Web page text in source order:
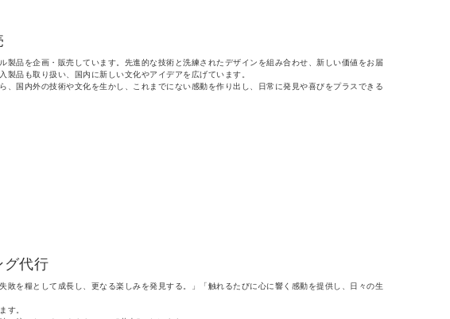
製品を企画・販売しています。先進的な技術と洗練されたデザインを組み合わせ、新しい価値をお届
製品も取り扱い、国内に新しい文化やアイデアを広げています。
、国内外の技術や文化を生かし、これまでにない感動を作り出し、日常に発見や喜びをプラスできる
グ代行
敗を糧として成長し、更なる楽しみを発見する。」「触れるたびに心に響く感動を提供し、日々の生
す。